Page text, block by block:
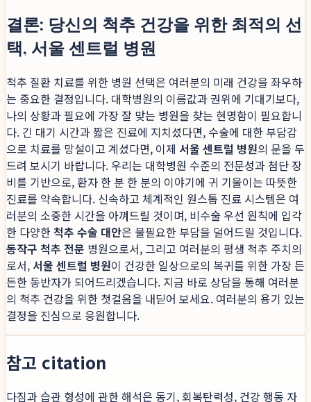
결론: 당신의 척추 건강을 위한 최적의 선
택, 서울 센트럴 병원
척추 질환 치료를 위한 병원 선택은 여러분의 미래 건강을 좌우하
는 중요한 결정입니다. 대학병원의 이름값과 권위에 기대기보다,
나의 상황과 필요에 가장 잘 맞는 병원을 찾는 현명함이 필요합니
다. 긴 대기 시간과 짧은 진료에 지치셨다면, 수술에 대한 부담감
으로 치료를 망설이고 계셨다면, 이제 서울 센트럴 병원의 문을 두
드려 보시기 바랍니다. 우리는 대학병원 수준의 전문성과 첨단 장
비를 기반으로, 환자 한 분 한 분의 이야기에 귀 기울이는 따뜻한
진료를 약속합니다. 신속하고 체계적인 원스톱 진료 시스템은 여
러분의 소중한 시간을 아껴드릴 것이며, 비수술 우선 원칙에 입각
한 다양한 척추 수술 대안은 불필요한 부담을 덜어드릴 것입니다.
동작구 척추 전문 병원으로서, 그리고 여러분의 평생 척추 주치의
로서, 서울 센트럴 병원이 건강한 일상으로의 복귀를 위한 가장 든
든한 동반자가 되어드리겠습니다. 지금 바로 상담을 통해 여러분
의 척추 건강을 위한 첫걸음을 내딛어 보세요. 여러분의 용기 있는
결정을 진심으로 응원합니다.
참고 citation
다짐과 습관 형성에 관한 해석은 동기, 회복탄력성, 건강 행동 자